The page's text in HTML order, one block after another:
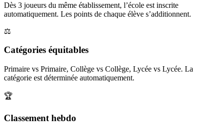
Dès 3 joueurs du même établissement, l’école est inscrite
automatiquement. Les points de chaque élève s’additionnent.
⚖️
Catégories équitables
Primaire vs Primaire, Collège vs Collège, Lycée vs Lycée. La
catégorie est déterminée automatiquement.
🏆
Classement hebdo